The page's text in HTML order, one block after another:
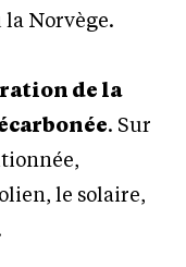
Norvège.
de la
. Sur
le solaire,